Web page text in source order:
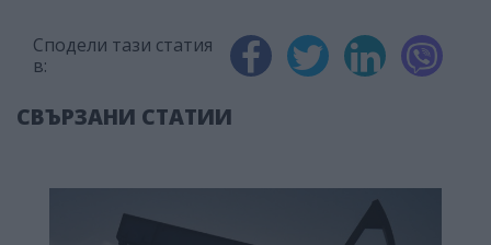
Сподели тази статия
в:
СВЪРЗАНИ СТАТИИ